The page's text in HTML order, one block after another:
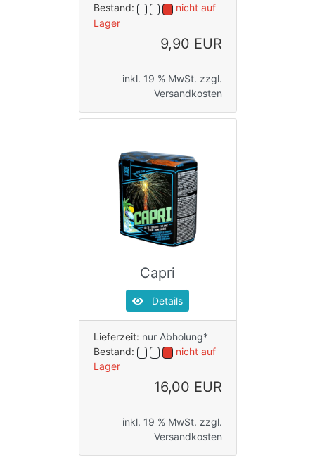
Bestand:
nicht auf
Lager
9,90 EUR
inkl. 19 % MwSt. zzgl.
Versandkosten
Capri
Details
Lieferzeit: nur Abholung*
Bestand:
nicht auf
Lager
16,00 EUR
inkl. 19 % MwSt. zzgl.
Versandkosten